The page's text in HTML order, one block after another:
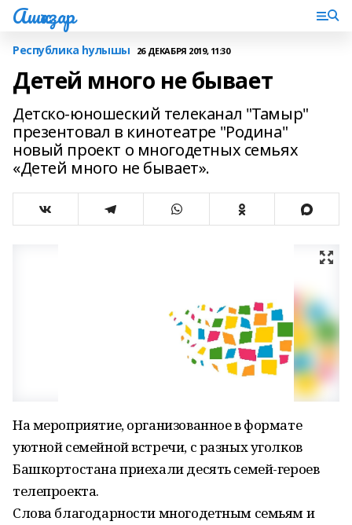
Ашҡаҙар
Республика һулышы 26 ДЕКАБРЯ 2019, 11:30
Детей много не бывает
Детско-юношеский телеканал "Тамыр"
презентовал в кинотеатре "Родина"
новый проект о многодетных семьях
«Детей много не бывает».
На мероприятие, организованное в формате
уютной семейной встречи, с разных уголков
Башкортостана приехали десять семей-героев
телепроекта.
Слова благодарности многодетным семьям и